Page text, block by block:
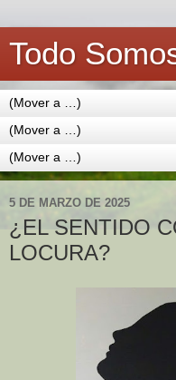
Todo
5 DE MARZO DE 2025
¿EL SENTIDO
LOCURA?